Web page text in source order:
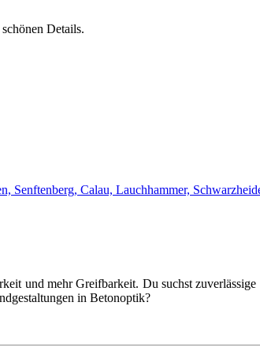
Details.
Senftenberg, Calau, Lauchhammer,
und mehr Greifbarkeit. Du suchst
in Betonoptik?